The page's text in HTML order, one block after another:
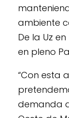
ambiente
De la Uz
en pleno
“Con esta
demanda